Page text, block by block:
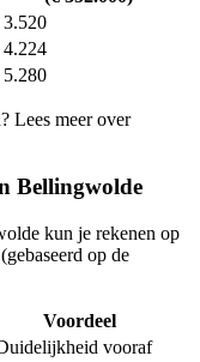
3.520
4.224
5.280
Lees meer over
Bellingwolde
kun je rekenen op
(gebaseerd op de
Voordeel
vooraf